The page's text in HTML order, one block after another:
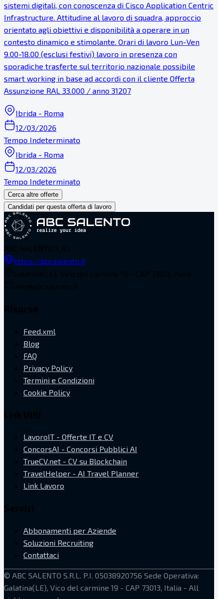
sistemi digitali, con conoscenza di Cisco Application Centric
Infrastructure. Attitudine al lavoro di squadra, approccio
orientato agli obiettivi e disponibilità a operare in un
contesto dinamico e stimolante. Orari di lavoro Lun-Ven
9.00-18.00 (esclusi festivi) lavoro in presenza con
sporadiche trasferte sul territorio nazionale possibile
smart working in base ad accordi con il cliente Offerta
Assunzione RAL 33.000 / anno 31207
Ibrida - Roma
12/03/2026
Tempo Indeterminato
Ibrida - Roma
12/03/2026
Tempo Indeterminato
Cerca altre offerte
Candidati per questa offerta di lavoro
https://abcsalento.it
Feed.xml
Blog
FAQ
Privacy Policy
Termini e Condizioni
Cookie Policy
LavoroIT - Offerte IT e CV
ConcorsAI - Concorsi Pubblici AI
TrueCV.net - CV su Blockchain
TravelHelper - AI Travel Planner
Link Lavoro
Abbonamenti per Aziende
Soluzioni Recruiting
Contattaci
© ABC SALENTO S.R.L. P.I. 05038920756 Sede Operativa:
Galatina(LE), Vico del carmine 19 - CAP 73013, Italia - All